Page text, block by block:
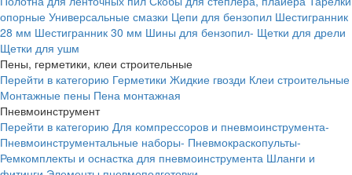
опорные Универсальные смазки Цепи для бензопил Шестигранник
28 мм Шестигранник 30 мм Шины для бензопил- Щетки для дрели
Щетки для ушм
Пены, герметики, клеи строительные
Перейти в категорию Герметики Жидкие гвозди Клеи строительные
Монтажные пены Пена монтажная
Пневмоинструмент
Перейти в категорию Для компрессоров и пневмоинструмента-
Пневмоинструментальные наборы- Пневмокраскопульты-
Ремкомплекты и оснастка для пневмоинструмента Шланги и